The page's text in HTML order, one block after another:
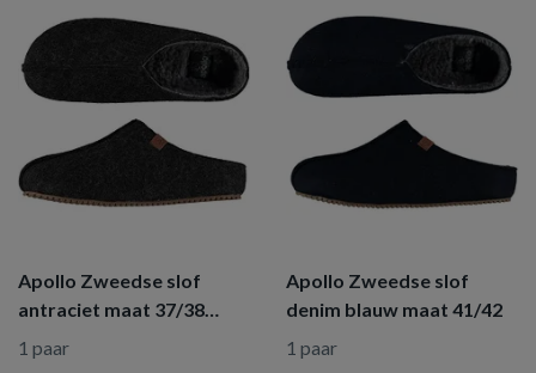
Apollo Zweedse slof
antraciet maat 37/38
dames
1 paar
Apollo Zweedse slof
denim blauw maat 41/42
1 paar